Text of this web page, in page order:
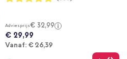
95%
Adviesprijs€ 32,99
€ 29,99
Vanaf: Vanaf
€ 26,39